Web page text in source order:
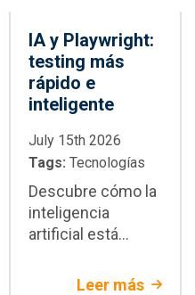
IA y Playwright:
testing más
rápido e
inteligente
July 15th 2026
Tags: Tecnologías
Descubre cómo la
inteligencia
artificial está
automatización de
Leer más